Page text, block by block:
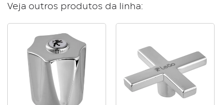
Veja outros produtos da linha: